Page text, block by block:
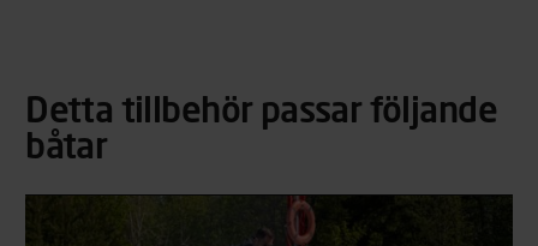
Detta tillbehör passar följande
båtar